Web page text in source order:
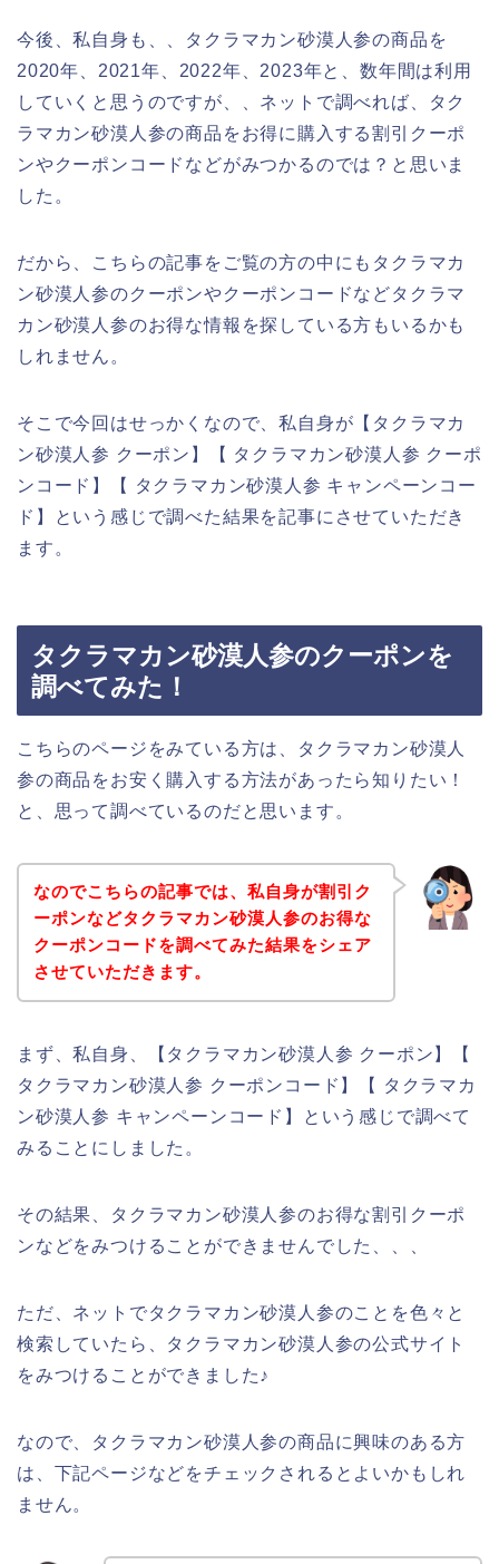
今後、私自身も、、タクラマカン砂漠人参の商品を
2020年、2021年、2022年、2023年と、数年間は利用
していくと思うのですが、、ネットで調べれば、タク
ラマカン砂漠人参の商品をお得に購入する割引クーポ
ンやクーポンコードなどがみつかるのでは？と思いま
した。
だから、こちらの記事をご覧の方の中にもタクラマカ
ン砂漠人参のクーポンやクーポンコードなどタクラマ
カン砂漠人参のお得な情報を探している方もいるかも
しれません。
そこで今回はせっかくなので、私自身が【タクラマカ
ン砂漠人参 クーポン】【 タクラマカン砂漠人参 クーポ
ンコード】【 タクラマカン砂漠人参 キャンペーンコー
ド】という感じで調べた結果を記事にさせていただき
ます。
タクラマカン砂漠人参のクーポンを
調べてみた！
こちらのページをみている方は、タクラマカン砂漠人
参の商品をお安く購入する方法があったら知りたい！
と、思って調べているのだと思います。
なのでこちらの記事では、私自身が割引ク
ーポンなどタクラマカン砂漠人参のお得な
クーポンコードを調べてみた結果をシェア
させていただきます。
まず、私自身、【タクラマカン砂漠人参 クーポン】【
タクラマカン砂漠人参 クーポンコード】【 タクラマカ
ン砂漠人参 キャンペーンコード】という感じで調べて
みることにしました。
その結果、タクラマカン砂漠人参のお得な割引クーポ
ンなどをみつけることができませんでした、、、
ただ、ネットでタクラマカン砂漠人参のことを色々と
検索していたら、タクラマカン砂漠人参の公式サイト
をみつけることができました♪
なので、タクラマカン砂漠人参の商品に興味のある方
は、下記ページなどをチェックされるとよいかもしれ
ません。